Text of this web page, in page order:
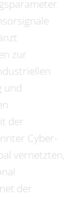
zur
und
der
Cyber-
vernetzten,
der